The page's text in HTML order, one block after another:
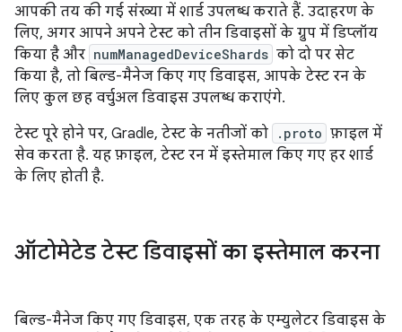
आपकी तय की गई संख्या में शार्ड उपलब्ध कराते हैं. उदाहरण के
लिए, अगर आपने अपने टेस्ट को तीन डिवाइसों के ग्रुप में डिप्लॉय
किया है और numManagedDeviceShards को दो पर सेट
किया है, तो बिल्ड-मैनेज किए गए डिवाइस, आपके टेस्ट रन के
लिए कुल छह वर्चुअल डिवाइस उपलब्ध कराएंगे.
टेस्ट पूरे होने पर, Gradle, टेस्ट के नतीजों को
.proto फ़ाइल में
सेव करता है. यह फ़ाइल, टेस्ट रन में इस्तेमाल किए गए हर शार्ड
के लिए होती है.
ऑटोमेटेड टेस्ट डिवाइसों का इस्तेमाल करना
बिल्ड-मैनेज किए गए डिवाइस, एक तरह के एम्युलेटर डिवाइस के